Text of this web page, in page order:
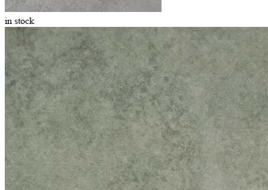
in stock